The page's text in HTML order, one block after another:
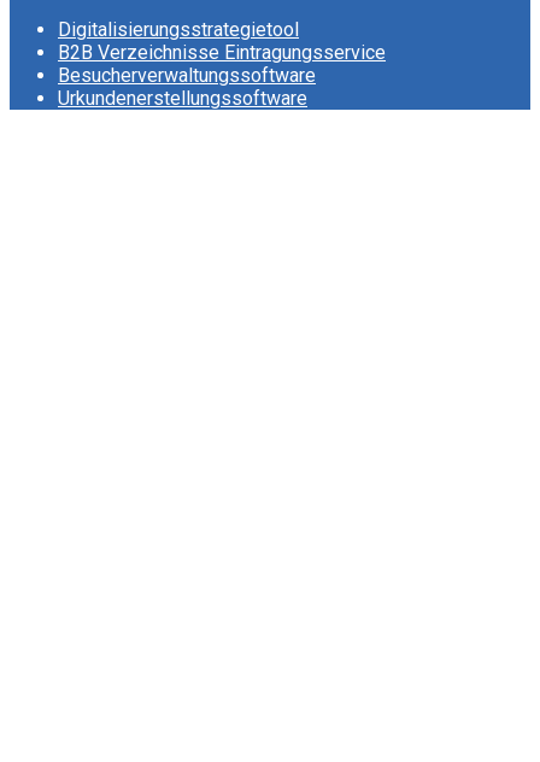
Digitalisierungsstrategietool
B2B Verzeichnisse Eintragungsservice
Besucherverwaltungssoftware
Urkundenerstellungssoftware